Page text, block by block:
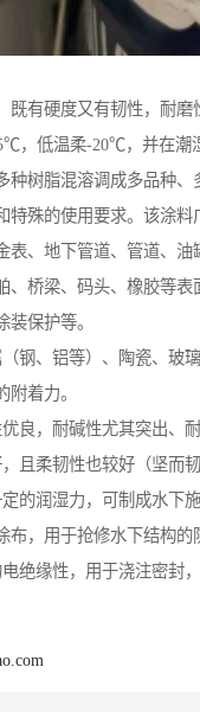
既有硬度又有韧性，耐磨
，低温柔-20℃，并在潮
种树脂混溶调成多品种、
特殊的使用要求。该涂料
表、地下管道、管道、油
、桥梁、码头、橡胶等表
装保护等。
钢、铝等）、陶瓷、玻
附着力。
良，耐碱性尤其突出、耐
且柔韧性也较好（坚而韧
的润湿力，可制成水下
布，用于抢修水下结构的
绝缘性，用于浇注密封，